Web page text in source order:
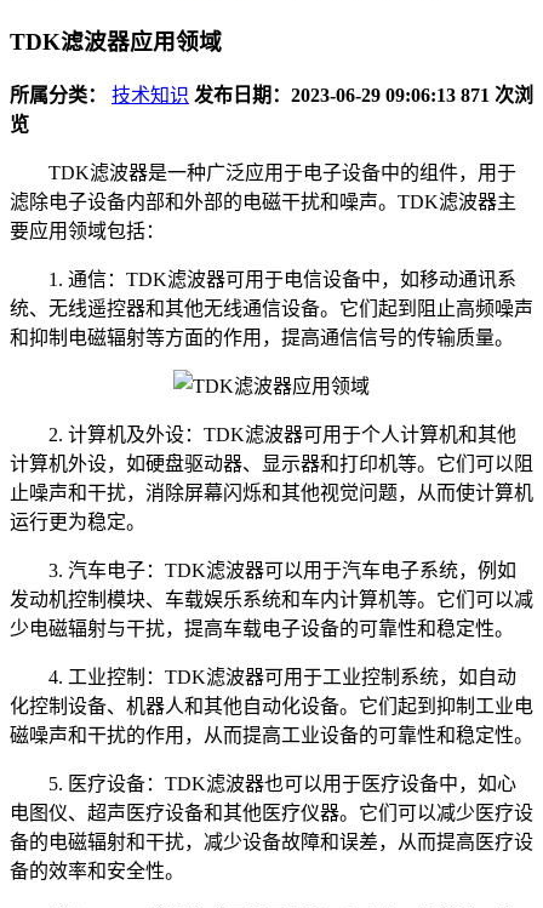
TDK滤波器应用领域
所属分类： 技术知识 发布日期：2023-06-29 09:06:13 871 次浏
览
TDK滤波器是一种广泛应用于电子设备中的组件，用于
滤除电子设备内部和外部的电磁干扰和噪声。TDK滤波器主
要应用领域包括：
1. 通信：TDK滤波器可用于电信设备中，如移动通讯系
统、无线遥控器和其他无线通信设备。它们起到阻止高频噪声
和抑制电磁辐射等方面的作用，提高通信信号的传输质量。
2. 计算机及外设：TDK滤波器可用于个人计算机和其他
计算机外设，如硬盘驱动器、显示器和打印机等。它们可以阻
止噪声和干扰，消除屏幕闪烁和其他视觉问题，从而使计算机
运行更为稳定。
3. 汽车电子：TDK滤波器可以用于汽车电子系统，例如
发动机控制模块、车载娱乐系统和车内计算机等。它们可以减
少电磁辐射与干扰，提高车载电子设备的可靠性和稳定性。
4. 工业控制：TDK滤波器可用于工业控制系统，如自动
化控制设备、机器人和其他自动化设备。它们起到抑制工业电
磁噪声和干扰的作用，从而提高工业设备的可靠性和稳定性。
5. 医疗设备：TDK滤波器也可以用于医疗设备中，如心
电图仪、超声医疗设备和其他医疗仪器。它们可以减少医疗设
备的电磁辐射和干扰，减少设备故障和误差，从而提高医疗设
备的效率和安全性。